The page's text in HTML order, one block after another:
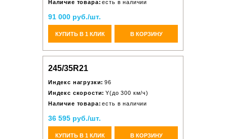
Наличие товара: есть в наличии
91 000 руб./шт.
КУПИТЬ В 1 КЛИК В КОРЗИНУ
245/35R21
Индекс нагрузки: 96
Индекс скорости: Y(до 300 км/ч)
Наличие товара: есть в наличии
36 595 руб./шт.
КУПИТЬ В 1 КЛИК В КОРЗИНУ